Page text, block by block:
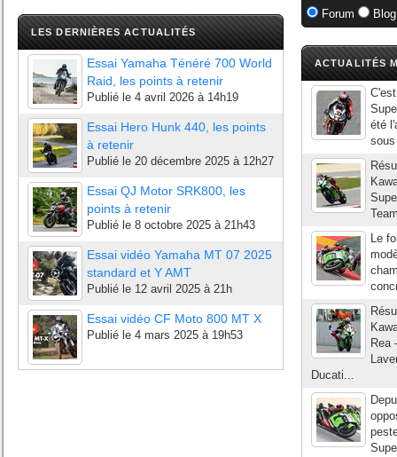
LES DERNIÈRES ACTUALITÉS
Essai Yamaha Ténéré 700 World
Raid, les points à retenir
Publié le 4 avril 2026 à 14h19
Essai Hero Hunk 440, les points
à retenir
Publié le 20 décembre 2025 à 12h27
Essai QJ Motor SRK800, les
points à retenir
Publié le 8 octobre 2025 à 21h43
Essai vidéo Yamaha MT 07 2025
standard et Y AMT
Publié le 12 avril 2025 à 21h
Essai vidéo CF Moto 800 MT X
Publié le 4 mars 2025 à 19h53
Forum
ACTUALITÉS
été
Le
Rea
Ducati...